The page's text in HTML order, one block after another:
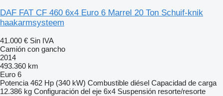
DAF FAT CF 460 6x4 Euro 6 Marrel 20 Ton Schuif-knik
haakarmsysteem
41.000 € Sin IVA
Camión con gancho
2014
493.360 km
Euro 6
Potencia 462 Hp (340 kW) Combustible diésel Capacidad de carga
12.386 kg Configuración del eje 6x4 Suspensión resorte/resorte